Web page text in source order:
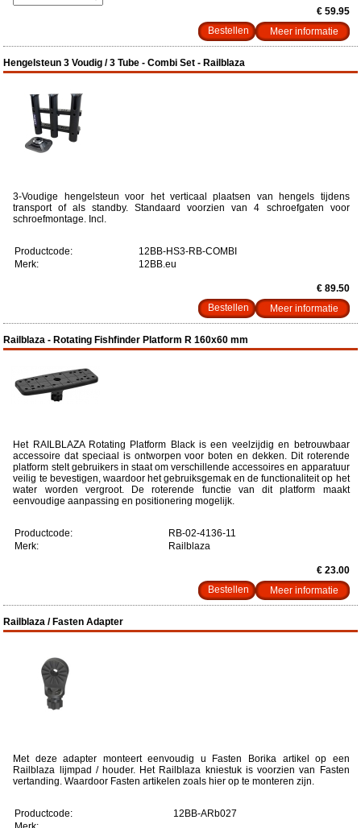
€ 59.95
Meer informatie
Hengelsteun 3 Voudig / 3 Tube - Combi Set - Railblaza
3-Voudige hengelsteun voor het verticaal plaatsen van hengels tijdens
transport of als standby. Standaard voorzien van 4 schroefgaten voor
schroefmontage. Incl.
Productcode:
12BB-HS3-RB-COMBI
Merk:
12BB.eu
€ 89.50
Meer informatie
Railblaza - Rotating Fishfinder Platform R 160x60 mm
Het RAILBLAZA Rotating Platform Black is een veelzijdig en betrouwbaar
accessoire dat speciaal is ontworpen voor boten en dekken. Dit roterende
platform stelt gebruikers in staat om verschillende accessoires en apparatuur
veilig te bevestigen, waardoor het gebruiksgemak en de functionaliteit op het
water worden vergroot. De roterende functie van dit platform maakt
eenvoudige aanpassing en positionering mogelijk.
Productcode:
RB-02-4136-11
Merk:
Railblaza
€ 23.00
Meer informatie
Railblaza / Fasten Adapter
Met deze adapter monteert eenvoudig u Fasten Borika artikel op een
Railblaza lijmpad / houder. Het Railblaza kniestuk is voorzien van Fasten
vertanding. Waardoor Fasten artikelen zoals hier op te monteren zijn.
Productcode:
12BB-ARb027